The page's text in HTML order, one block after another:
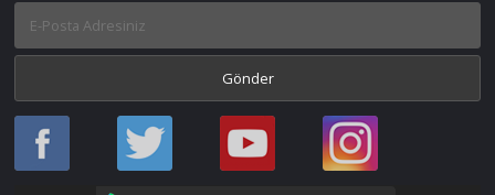
Haber
Oku
Haber
Oku
Bir
Haber
Bir
Haber